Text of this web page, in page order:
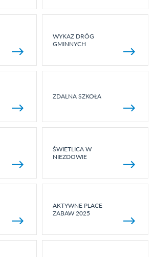
WYKAZ DRÓG
GMINNYCH
ZDALNA SZKOŁA
ŚWIETLICA W
NIEZDOWIE
AKTYWNE PLACE
ZABAW 2025